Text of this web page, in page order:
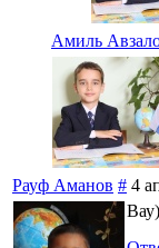
Амиль
Рауф Аманов # 4